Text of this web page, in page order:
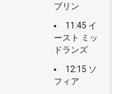
ブリン
11:45 イ
ースト ミッ
ドランズ
12:15 ソ
フィア